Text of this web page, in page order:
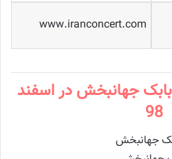
www.iranconcert.com
جهانبخش در اسفند
98